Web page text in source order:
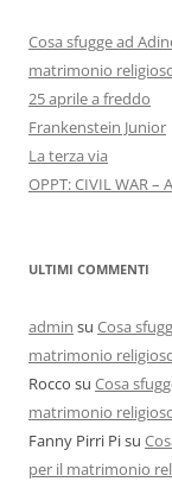
Cosa sfugge ad
matrimonio
25 aprile a freddo
Frankenstein Junior
La terza via
OPPT: CIVIL WAR –
ULTIMI COMMENTI
admin su Cosa
matrimonio
Rocco su Cosa
matrimonio
Fanny Pirri Pisu
per il matrimonio